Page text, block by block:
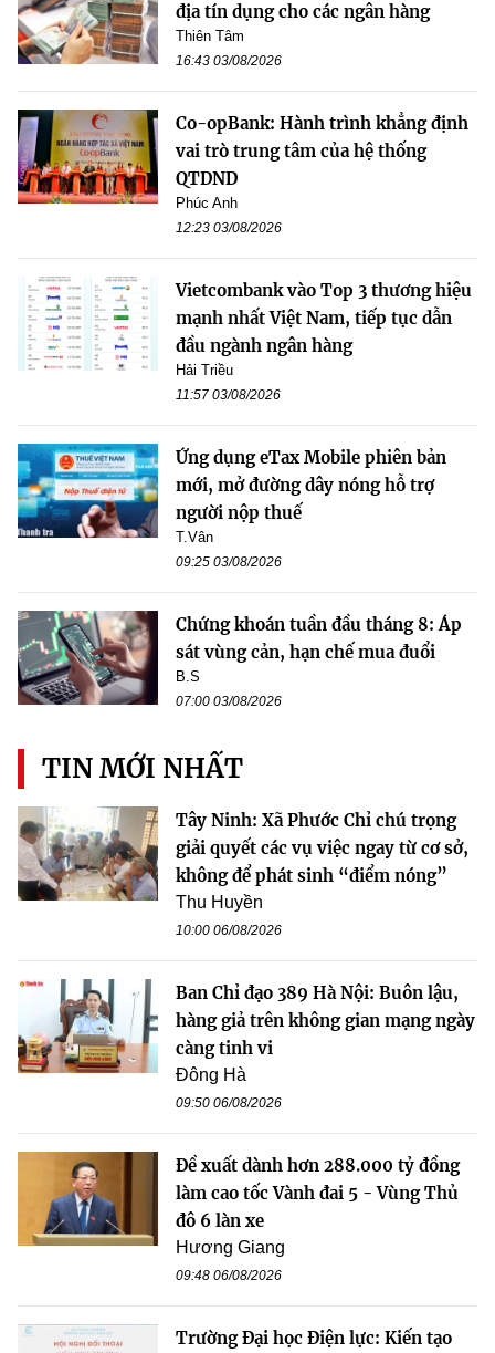
địa tín dụng cho các ngân hàng
Thiên Tâm
16:43 03/08/2026
Co-opBank: Hành trình khẳng định
vai trò trung tâm của hệ thống
QTDND
Phúc Anh
12:23 03/08/2026
Vietcombank vào Top 3 thương hiệu
mạnh nhất Việt Nam, tiếp tục dẫn
đầu ngành ngân hàng
Hải Triều
11:57 03/08/2026
Ứng dụng eTax Mobile phiên bản
mới, mở đường dây nóng hỗ trợ
người nộp thuế
T.Vân
09:25 03/08/2026
Chứng khoán tuần đầu tháng 8: Áp
sát vùng cản, hạn chế mua đuổi
B.S
07:00 03/08/2026
TIN MỚI NHẤT
Tây Ninh: Xã Phước Chỉ chú trọng
giải quyết các vụ việc ngay từ cơ sở,
không để phát sinh “điểm nóng”
Thu Huyền
10:00 06/08/2026
Ban Chỉ đạo 389 Hà Nội: Buôn lậu,
hàng giả trên không gian mạng ngày
càng tinh vi
Đông Hà
09:50 06/08/2026
Đề xuất dành hơn 288.000 tỷ đồng
làm cao tốc Vành đai 5 - Vùng Thủ
đô 6 làn xe
Hương Giang
09:48 06/08/2026
Trường Đại học Điện lực: Kiến tạo